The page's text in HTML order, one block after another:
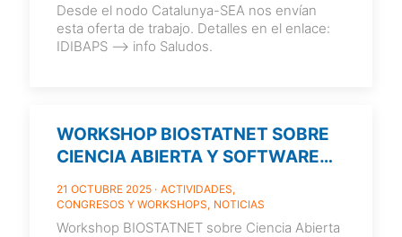
Desde el nodo Catalunya-SEA nos envían
esta oferta de trabajo. Detalles en el enlace:
IDIBAPS –> info Saludos.
WORKSHOP BIOSTATNET SOBRE
CIENCIA ABIERTA Y SOFTWARE
2026)
21 OCTUBRE 2025
ACTIVIDADES
CONGRESOS Y WORKSHOPS NOTICIAS
Workshop BIOSTATNET sobre Ciencia Abierta